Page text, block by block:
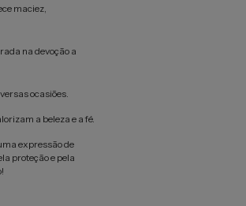
maciez,
na devoção a
ocasiões.
a beleza e a fé.
expressão de
proteção e pela